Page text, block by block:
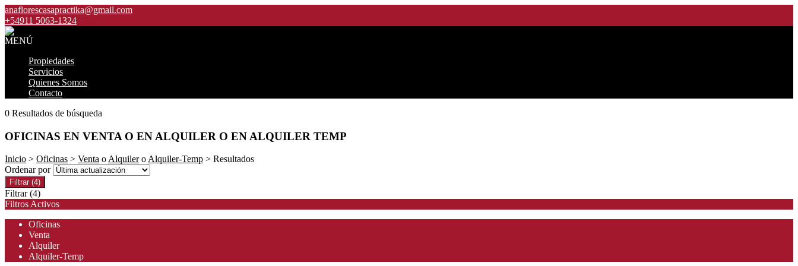
anaflorescasapractika@gmail.com
+54911 5063-1324
MENÚ
Propiedades
Servicios
Quienes Somos
Contacto
0 Resultados de búsqueda
OFICINAS EN VENTA O EN ALQUILER O EN ALQUILER TEMP
Inicio > Oficinas > Venta oAlquileroAlquiler-Temp > Resultados
Ordenar por
Filtrar (4)
Filtrar (4)
Filtros Activos
Oficinas
Venta
Alquiler
Alquiler-Temp